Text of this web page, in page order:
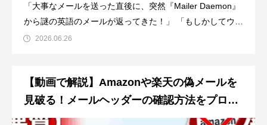
「大事なメールを送った直後に、突然『Mailer Daemon』
から謎の英語のメールが返ってきた！」 「もしかしてウイ
ルスに感染した！？」と、ドキッとしてしまった経験はあ
せん！ このメー
2026.06.26
【動画で解説】Amazonや楽天の偽メールを
見破る！メールヘッダーの確認方法をプロが
解説